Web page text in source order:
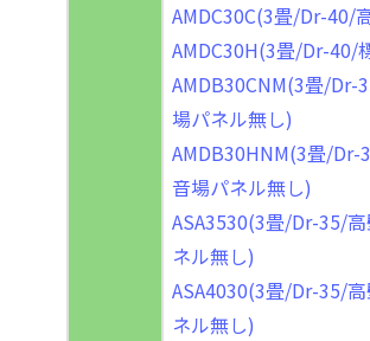
AMDC30C(3畳/Dr-40/
AMDC30H(3畳/Dr-40/
AMDB30CNM(3畳/Dr-
場パネル無し)
AMDB30HNM(3畳/Dr-
音場パネル無し)
ASA3530(3畳/Dr-35/
ネル無し)
ASA4030(3畳/Dr-35/
ネル無し)